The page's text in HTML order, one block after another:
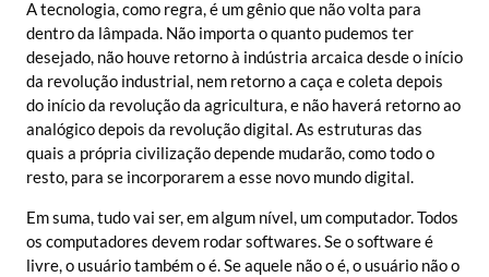
A tecnologia, como regra, é um gênio que não volta para
dentro da lâmpada. Não importa o quanto pudemos ter
desejado, não houve retorno à indústria arcaica desde o início
da revolução industrial, nem retorno a caça e coleta depois
do início da revolução da agricultura, e não haverá retorno ao
analógico depois da revolução digital. As estruturas das
quais a própria civilização depende mudarão, como todo o
resto, para se incorporarem a esse novo mundo digital.
Em suma, tudo vai ser, em algum nível, um computador. Todos
os computadores devem rodar softwares. Se o software é
livre, o usuário também o é. Se aquele não o é, o usuário não o